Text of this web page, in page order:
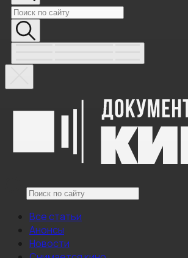
Все статьи
Анонсы
Новости